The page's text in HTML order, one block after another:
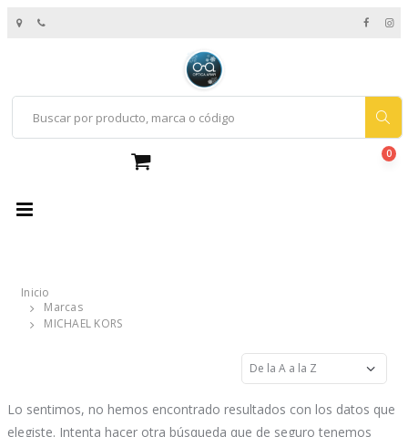
0
Inicio
Marcas
MICHAEL KORS
Lo sentimos, no hemos encontrado resultados con los datos que
elegiste. Intenta hacer otra búsqueda que de seguro tenemos